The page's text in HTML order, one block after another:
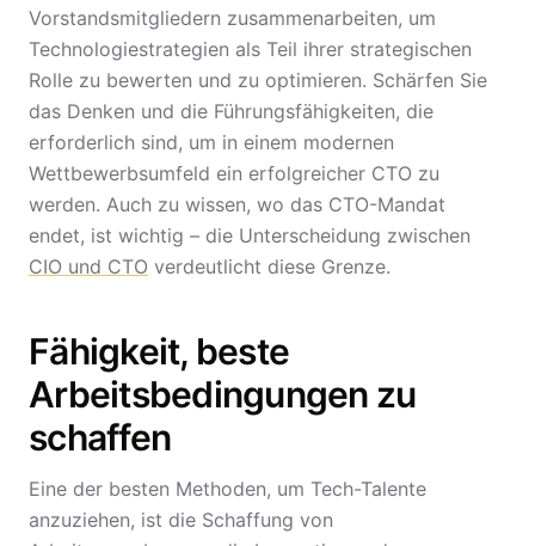
Vorstandsmitgliedern zusammenarbeiten, um
Technologiestrategien als Teil ihrer strategischen
Rolle zu bewerten und zu optimieren. Schärfen Sie
das Denken und die Führungsfähigkeiten, die
erforderlich sind, um in einem modernen
Wettbewerbsumfeld ein erfolgreicher CTO zu
werden. Auch zu wissen, wo das CTO-Mandat
endet, ist wichtig – die Unterscheidung zwischen
CIO und CTO verdeutlicht diese Grenze.
Fähigkeit, beste
Arbeitsbedingungen zu
schaffen
Eine der besten Methoden, um Tech-Talente
anzuziehen, ist die Schaffung von